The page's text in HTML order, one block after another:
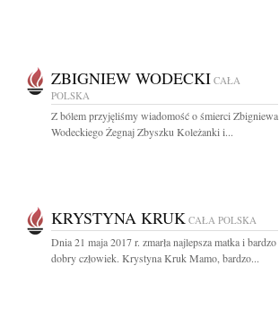
ZBIGNIEW WODECKI CAŁA
POLSKA
Z bólem przyjęliśmy wiadomość o śmierci Zbigniewa
Wodeckiego Żegnaj Zbyszku Koleżanki i...
KRYSTYNA KRUK CAŁA POLSKA
Dnia 21 maja 2017 r. zmarła najlepsza matka i bardzo
dobry człowiek. Krystyna Kruk Mamo, bardzo...